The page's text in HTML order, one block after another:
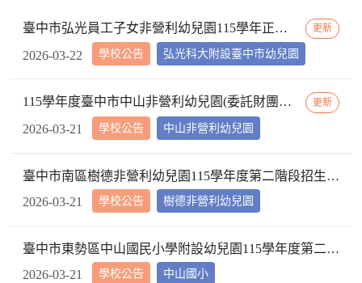
學校公告
臺中市弘光員工子女非營利幼兒園115學年正取報到名單 更新
弘光科大附設臺中市幼兒園
2026-03-22
學校公告
115學年度臺中市中山非營利幼兒園(委託財團法人三之三生命教育基金會辦理)第二階段招生正、備取名冊公告暨第三階段招生簡章 更新
中山非營利幼兒園
2026-03-21
學校公告
臺中市南區樹德非營利幼兒園115學年度第二階段招生抽籤正取及備取名冊
樹德非營利幼兒園
2026-03-21
學校公告
臺中市東勢區中山國民小學附設幼兒園115學年度第二階段抽籤結果正取及備取幼生名單
中山國小
2026-03-21